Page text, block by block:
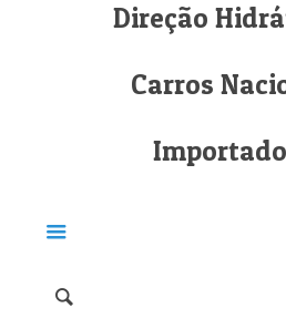
Direção
Carros